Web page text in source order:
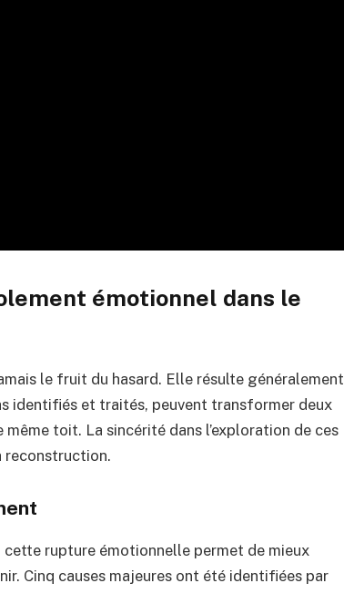
émotionnel dans le
le fruit du hasard. Elle résulte généralement
identifiés et traités, peuvent transformer deux
toit. La sincérité dans l’exploration de ces
reconstruction.
cette rupture émotionnelle permet de mieux
Cinq causes majeures ont été identifiées par